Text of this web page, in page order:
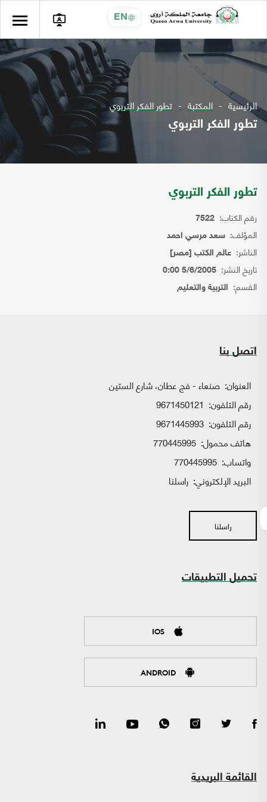
EN
الرئيسية المكتبة تطور الفكر التربوي
تطور الفكر التربوي
تطور الفكر التربوي
رقم الكتاب: 7522
المؤلف: سعد مرسي احمد
الناشر: عالم الكتب [مصر]
تاريخ النشر: 5/6/2005 0:00
القسم: التربية والتعليم
اتصل بنا
العنوان: صنعاء - فج عطان، شارع الستين
رقم التلفون: 9671450121
رقم التلفون: 9671445993
هاتف محمول: 770445995
واتساب:
البريد الإلكتروني: راسلنا
راسلنا
تحميل التطبيقات
IOS
ANDROID
القائمة البريدية